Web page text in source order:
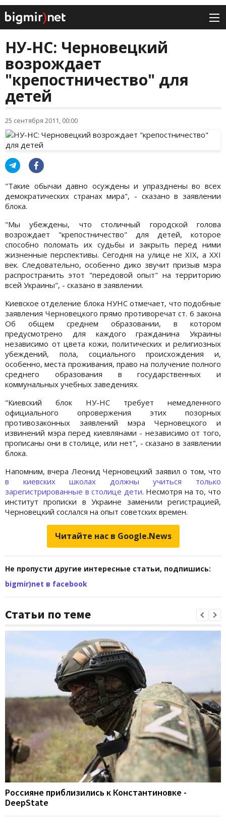
НУ-НС: Черновецкий
возрождает
"крепостничество" для
детей
25 сентября 2011, 00:00
"Такие обычаи давно осуждены и упразднены во всех
демократических странах мира", - сказано в заявлении
блока.
"Мы убеждены, что столичный городской голова
возрождает "крепостничество" для детей, которое
способно поломать их судьбы и закрыть перед ними
жизненные перспективы. Сегодня на улице не ХIХ, а ХХI
век. Следовательно, особенно дико звучит призыв мэра
распространить этот "передовой опыт" на территорию
всей Украины", - сказано в заявлении.
Киевское отделение блока НУНС отмечает, что подобные
заявления Черновецкого прямо противоречат ст. 6 закона
Об общем среднем образовании, в котором
предусмотрено для каждого гражданина Украины
независимо от цвета кожи, политических и религиозных
убеждений, пола, социального происхождения и,
особенно, места проживания, право на получение полного
среднего образования в государственных и
коммунальных учебных заведениях.
"Киевский блок НУ-НС требует немедленного
официального опровержения этих позорных
противозаконных заявлений мэра Черновецкого и
извинений мэра перед киевлянами - независимо от того,
прописаны они в столице, или нет", - сказано в заявлении
блока.
Напомним, вчера Леонид Черновецкий заявил о том, что
в киевских школах должны учиться только
зарегистрированные в столице дети. Несмотря на то, что
институт прописки в Украине заменили регистрацией,
Черновецкий сослался на опыт советских времен.
Читайте нас в Google.News
Не пропусти другие интересные статьи, подпишись:
bigmir)net в facebook
Статьи по теме
Россияне приблизились к Константиновке -
DeepState